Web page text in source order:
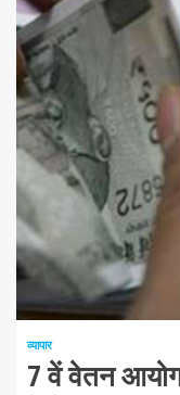
1 न्यूनतम पढ़ा
व्यापार
7 वें वेतन